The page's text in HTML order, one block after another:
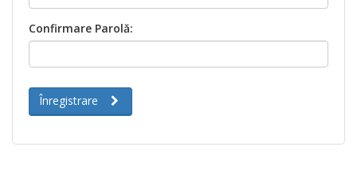
Confirmare Parolă:
Înregistrare